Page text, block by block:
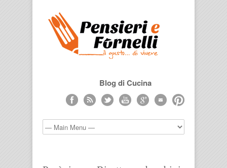
Blog di Cucina